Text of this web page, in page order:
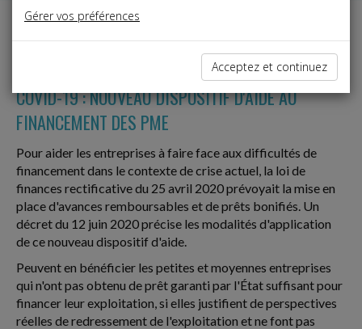
COVID-19 : NOUVEAU DISPOSITIF D'AIDE AU
FINANCEMENT DES PME
Pour aider les entreprises à faire face aux difficultés de
financement dans le contexte de crise actuel, la loi de
finances rectificative du 25 avril 2020 prévoyait la mise en
place d'avances remboursables et de prêts bonifiés. Un
décret du 12 juin 2020 précise les modalités d'application
de ce nouveau dispositif d'aide.
Peuvent en bénéficier les petites et moyennes entreprises
qui n'ont pas obtenu de prêt garanti par l'État suffisant pour
financer leur exploitation, si elles justifient de perspectives
réelles de redressement de l'exploitation et ne font pas
Gérer vos préférences
Acceptez et continuez